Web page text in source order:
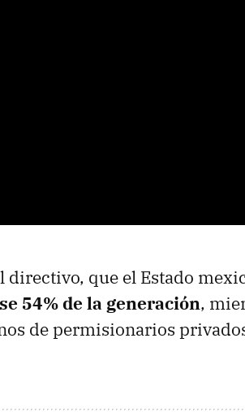
que el Estado
54% de la generación,
de permisionarios